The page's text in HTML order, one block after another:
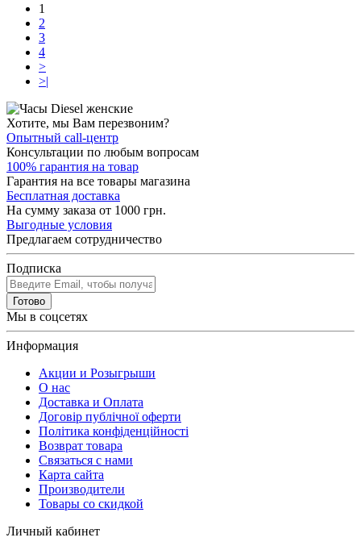
1
2
3
4
>
>|
Хотите, мы Вам перезвоним?
Опытный call-центр
Консультации по любым вопросам
100% гарантия на товар
Гарантия на все товары магазина
Бесплатная доставка
На сумму заказа от 1000 грн.
Выгодные условия
Предлагаем сотрудничество
Подписка
Готово
Мы в соцсетях
Информация
Акции и Розыгрыши
О нас
Доставка и Оплата
Договір публічної оферти
Політика конфіденційності
Возврат товара
Связаться с нами
Карта сайта
Производители
Товары со скидкой
Личный кабинет